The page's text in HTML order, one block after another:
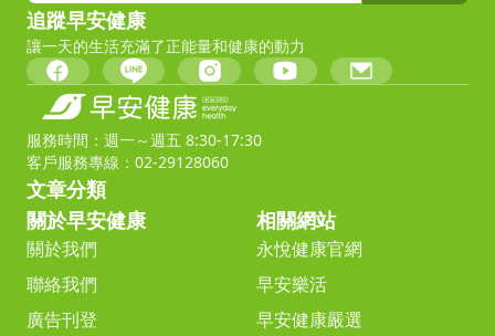
追蹤早安健康
讓一天的生活充滿了正能量和健康的動力
服務時間：週一～週五 8:30-17:30
客戶服務專線：02-29128060
文章分類
關於早安健康
關於我們
聯絡我們
廣告刊登
相關網站
永悅健康官網
早安樂活
早安健康嚴選